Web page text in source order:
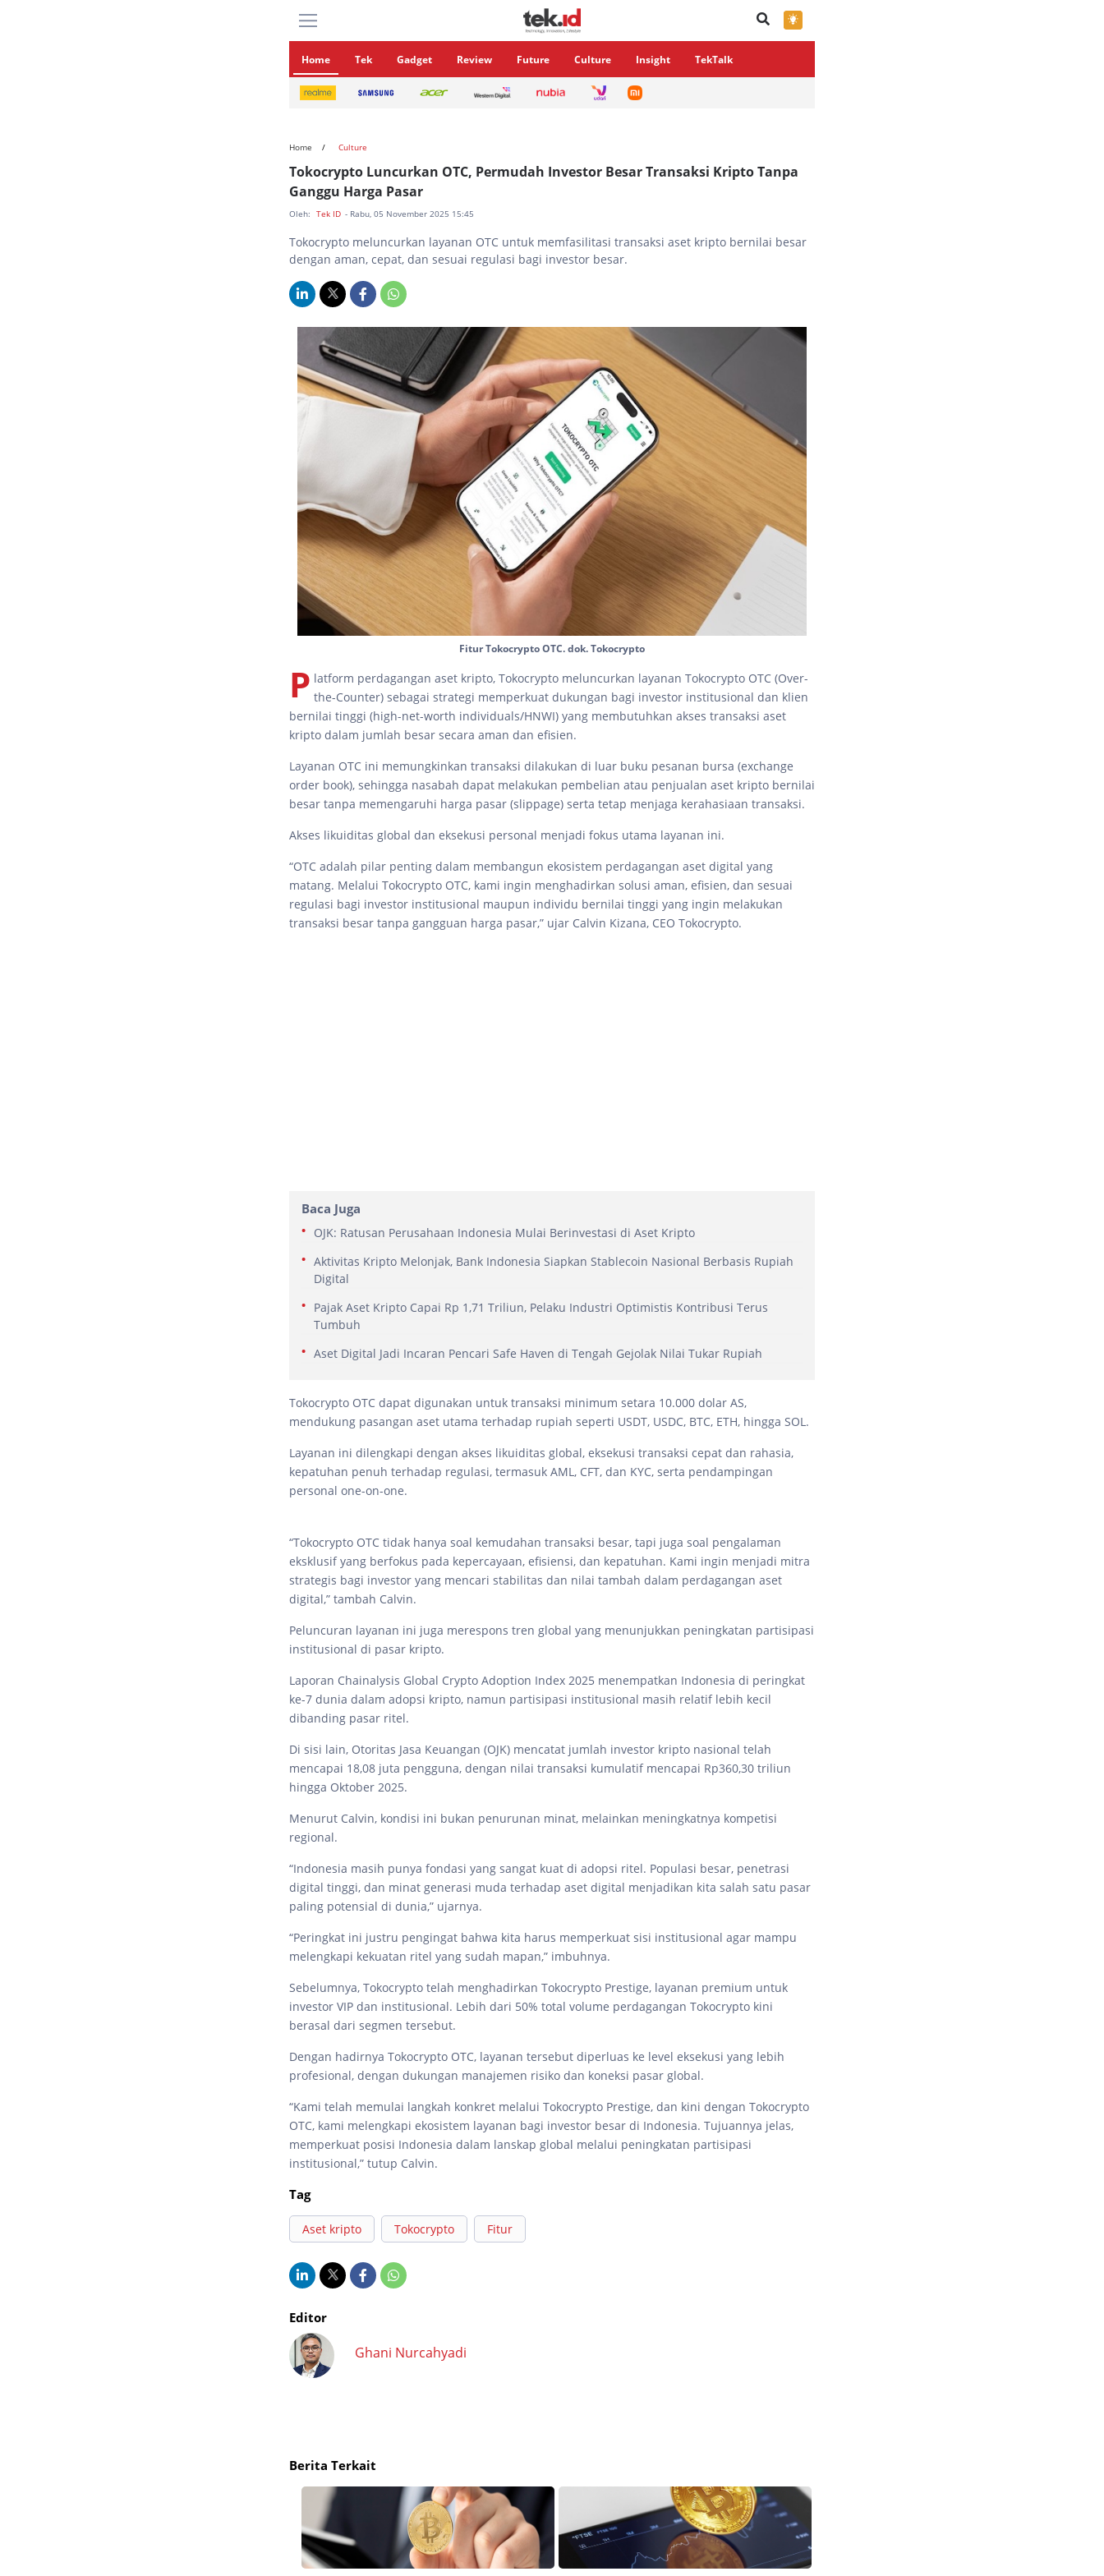
×
Home Tek Gadget Review Future Culture Insight TekTalk
Home Culture
Tokocrypto Luncurkan OTC, Permudah Investor Besar Transaksi Kripto Tanpa
Ganggu Harga Pasar
Oleh: Tek ID - Rabu, 05 November 2025 15:45
Tokocrypto meluncurkan layanan OTC untuk memfasilitasi transaksi aset kripto bernilai besar
dengan aman, cepat, dan sesuai regulasi bagi investor besar.
Fitur Tokocrypto OTC. dok. Tokocrypto
P latform perdagangan aset kripto, Tokocrypto meluncurkan layanan Tokocrypto OTC (Over-
the-Counter) sebagai strategi memperkuat dukungan bagi investor institusional dan klien
bernilai tinggi (high-net-worth individuals/HNWI) yang membutuhkan akses transaksi aset
kripto dalam jumlah besar secara aman dan efisien.
Layanan OTC ini memungkinkan transaksi dilakukan di luar buku pesanan bursa (exchange
order book), sehingga nasabah dapat melakukan pembelian atau penjualan aset kripto bernilai
besar tanpa memengaruhi harga pasar (slippage) serta tetap menjaga kerahasiaan transaksi.
Akses likuiditas global dan eksekusi personal menjadi fokus utama layanan ini.
“OTC adalah pilar penting dalam membangun ekosistem perdagangan aset digital yang
matang. Melalui Tokocrypto OTC, kami ingin menghadirkan solusi aman, efisien, dan sesuai
regulasi bagi investor institusional maupun individu bernilai tinggi yang ingin melakukan
transaksi besar tanpa gangguan harga pasar,” ujar Calvin Kizana, CEO Tokocrypto.
Baca Juga
OJK: Ratusan Perusahaan Indonesia Mulai Berinvestasi di Aset Kripto
Aktivitas Kripto Melonjak, Bank Indonesia Siapkan Stablecoin Nasional Berbasis Rupiah
Digital
Pajak Aset Kripto Capai Rp 1,71 Triliun, Pelaku Industri Optimistis Kontribusi Terus
Tumbuh
Aset Digital Jadi Incaran Pencari Safe Haven di Tengah Gejolak Nilai Tukar Rupiah
Tokocrypto OTC dapat digunakan untuk transaksi minimum setara 10.000 dolar AS,
mendukung pasangan aset utama terhadap rupiah seperti USDT, USDC, BTC, ETH, hingga SOL.
Layanan ini dilengkapi dengan akses likuiditas global, eksekusi transaksi cepat dan rahasia,
kepatuhan penuh terhadap regulasi, termasuk AML, CFT, dan KYC, serta pendampingan
personal one-on-one.
“Tokocrypto OTC tidak hanya soal kemudahan transaksi besar, tapi juga soal pengalaman
eksklusif yang berfokus pada kepercayaan, efisiensi, dan kepatuhan. Kami ingin menjadi mitra
strategis bagi investor yang mencari stabilitas dan nilai tambah dalam perdagangan aset
digital,” tambah Calvin.
Peluncuran layanan ini juga merespons tren global yang menunjukkan peningkatan partisipasi
institusional di pasar kripto.
Laporan Chainalysis Global Crypto Adoption Index 2025 menempatkan Indonesia di peringkat
ke-7 dunia dalam adopsi kripto, namun partisipasi institusional masih relatif lebih kecil
dibanding pasar ritel.
Di sisi lain, Otoritas Jasa Keuangan (OJK) mencatat jumlah investor kripto nasional telah
mencapai 18,08 juta pengguna, dengan nilai transaksi kumulatif mencapai Rp360,30 triliun
hingga Oktober 2025.
Menurut Calvin, kondisi ini bukan penurunan minat, melainkan meningkatnya kompetisi
regional.
“Indonesia masih punya fondasi yang sangat kuat di adopsi ritel. Populasi besar, penetrasi
digital tinggi, dan minat generasi muda terhadap aset digital menjadikan kita salah satu pasar
paling potensial di dunia,” ujarnya.
“Peringkat ini justru pengingat bahwa kita harus memperkuat sisi institusional agar mampu
melengkapi kekuatan ritel yang sudah mapan,” imbuhnya.
Sebelumnya, Tokocrypto telah menghadirkan Tokocrypto Prestige, layanan premium untuk
investor VIP dan institusional. Lebih dari 50% total volume perdagangan Tokocrypto kini
berasal dari segmen tersebut.
Dengan hadirnya Tokocrypto OTC, layanan tersebut diperluas ke level eksekusi yang lebih
profesional, dengan dukungan manajemen risiko dan koneksi pasar global.
“Kami telah memulai langkah konkret melalui Tokocrypto Prestige, dan kini dengan Tokocrypto
OTC, kami melengkapi ekosistem layanan bagi investor besar di Indonesia. Tujuannya jelas,
memperkuat posisi Indonesia dalam lanskap global melalui peningkatan partisipasi
institusional,” tutup Calvin.
Tag
Aset kripto Tokocrypto Fitur
Editor
Ghani Nurcahyadi
Berita Terkait